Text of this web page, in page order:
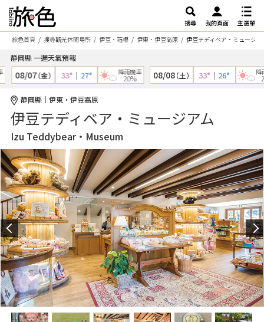
搜尋 我的頁面
主選單
旅色首頁
搜尋觀光休閒場所 伊豆・箱根 伊東・伊豆高原 伊豆テディベア・ミュージア
静岡縣 一週天氣預報
08/07（金） 33°｜27° 降雨機率
20% 08/08（土） 33°｜ 26° 降雨
静岡縣｜伊東・伊豆高原
伊豆テディベア・ミュージアム
Izu Teddybear・Museum